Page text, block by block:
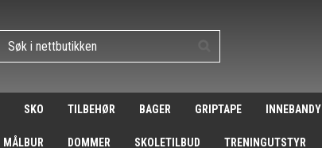
SKO TILBEHØR BAGER GRIPTAPE
MÅLBUR DOMMER SKOLETILBUD TRENINGUTSTYR